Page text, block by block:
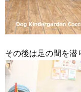
その後は足の間を潜